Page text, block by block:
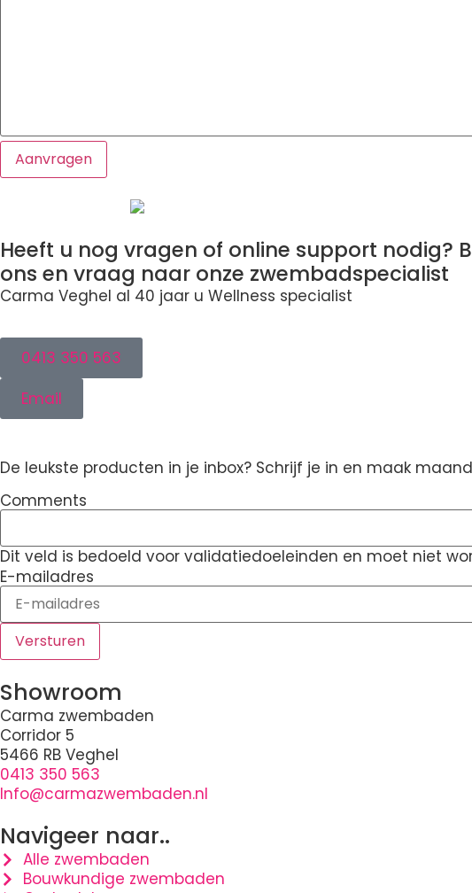
Heeft u nog vragen of online support nodig?
ons en vraag naar onze zwembadspecialist
Carma Veghel al 40 jaar u Wellness specialist
0413 350 563
Email
De leukste producten in je inbox? Schrijf je in en maak
Comments
Dit veld is bedoeld voor validatiedoeleinden en moet niet
E-mailadres
Showroom
Carma zwembaden
Corridor 5
5466 RB Veghel
0413 350 563
Info@carmazwembaden.nl
Navigeer naar..
Alle zwembaden
Bouwkundige zwembaden